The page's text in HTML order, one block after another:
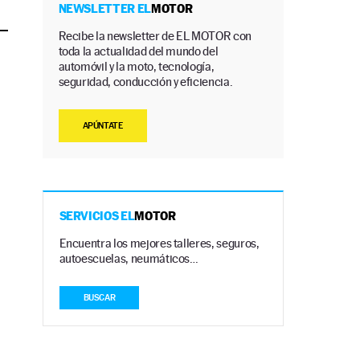
NEWSLETTER ELMOTOR
Recibe la newsletter de EL MOTOR con
toda la actualidad del mundo del
automóvil y la moto, tecnología,
seguridad, conducción y eficiencia.
APÚNTATE
SERVICIOS ELMOTOR
Encuentra los mejores talleres, seguros,
autoescuelas, neumáticos…
BUSCAR